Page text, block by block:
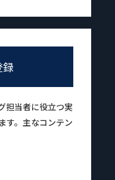
担当者に役立つ実
す。主なコンテン